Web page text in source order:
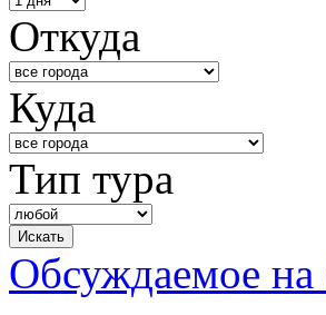
Откуда
Куда
Тип тура
Обсуждаемое